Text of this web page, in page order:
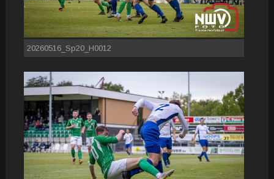
20260516_Sp20_H0012